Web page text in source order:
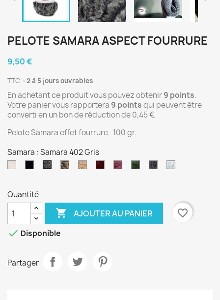
PELOTE SAMARA ASPECT FOURRURE
9,50 €
TTC 2 à 5 jours ouvrables
En achetant ce produit vous pouvez obtenir9 points.
Votre panier vous rapportera 9 pointsqui peuvent être
converti en un bon de réduction de0,45 €.
Pelote Samara effet fourrure. 100 gr.
Samara : Samara 402 Gris
SamaraSamaraSamaraSamaraSamaraSamaraSamaraSamaraSamara
Quantité
 AJOUTER AU PANIER
favorite_border
 Disponible
Partager